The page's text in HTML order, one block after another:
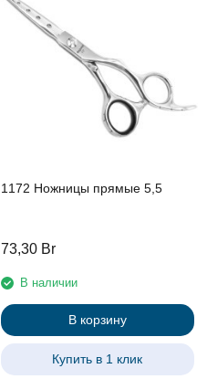
1172 Ножницы прямые 5,5
73,30 Br
В наличии
В корзину
Купить в 1 клик